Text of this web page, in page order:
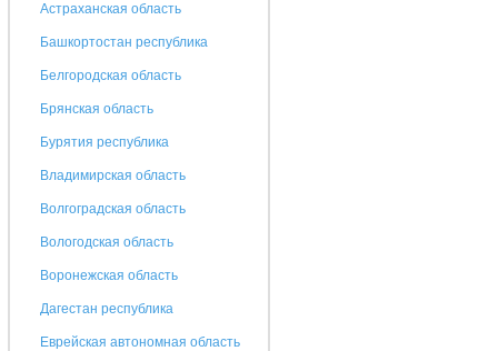
Астраханская область
Башкортостан республика
Белгородская область
Брянская область
Бурятия республика
Владимирская область
Волгоградская область
Вологодская область
Воронежская область
Дагестан республика
Еврейская автономная область